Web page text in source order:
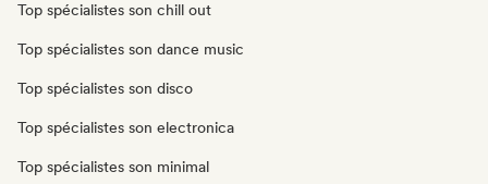
Top spécialistes son chill out
Top spécialistes son dance music
Top spécialistes son disco
Top spécialistes son electronica
Top spécialistes son minimal